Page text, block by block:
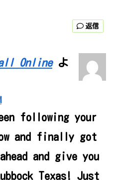
返信
Online よ
following your
and finally got
and give you
Texas! Just